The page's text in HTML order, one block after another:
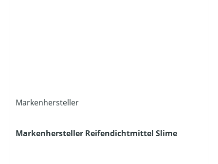
Markenhersteller
Markenhersteller Reifendichtmittel Slime